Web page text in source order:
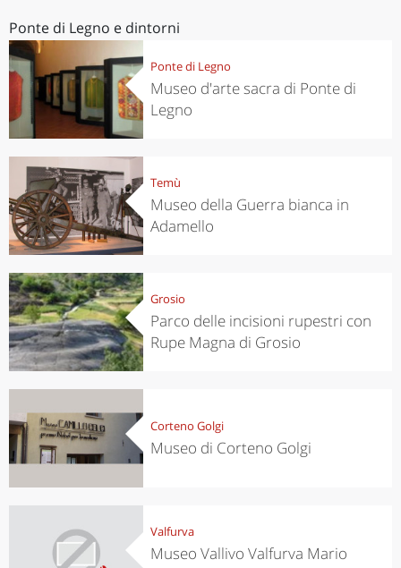
Ponte di Legno e dintorni
Ponte di Legno
Museo d'arte sacra di Ponte di
Legno
Temù
Museo della Guerra bianca in
Adamello
Grosio
Parco delle incisioni rupestri con
Rupe Magna di Grosio
Corteno Golgi
Museo di Corteno Golgi
Valfurva
Museo Vallivo Valfurva Mario